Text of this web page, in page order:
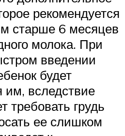
рекомендуется
старше 6 месяцев
молока. При
введении
будет
им, вследствие
требовать грудь
ее слишком